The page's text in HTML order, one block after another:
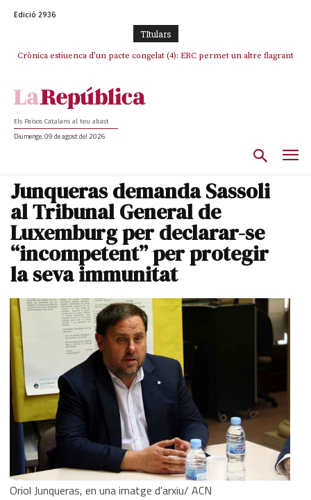
Edició 2936
TItulars
Crònica estiuenca d’un pacte congelat (4): ERC permet un altre flagrant
Rufián boicoteja l’estratègia d’acostament a Junts d’Oriol Junqueras
Els Països Catalans al teu abast
Diumenge, 09 de agost del 2026
Junqueras demanda Sassoli
al Tribunal General de
Luxemburg per declarar-se
“incompetent” per protegir
la seva immunitat
Oriol Junqueras, en una imatge d'arxiu/ ACN